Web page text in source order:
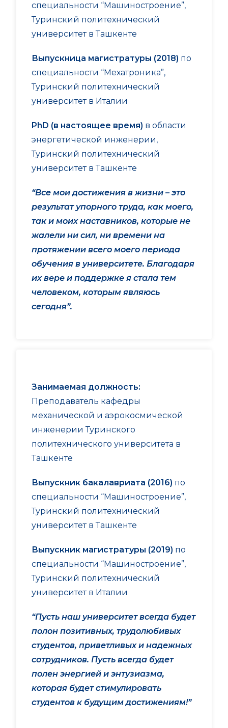
специальности “Машиностроение”,
Туринский политехнический
университет в Ташкенте
Выпускница магистратуры (2018) по
специальности “Мехатроника”,
Туринский политехнический
университет в Италии
PhD (в настоящее время) в области
энергетической инженерии,
Туринский политехнический
университет в Ташкенте
“Все мои достижения в жизни – это
результат упорного труда, как моего,
так и моих наставников, которые не
жалели ни сил, ни времени на
протяжении всего моего периода
обучения в университете. Благодаря
их вере и поддержке я стала тем
человеком, которым являюсь
сегодня”.
Занимаемая должность:
Преподаватель кафедры
механической и аэрокосмической
инженерии Туринского
политехнического университета в
Ташкенте
Выпускник бакалавриата (2016) по
специальности “Машиностроение”,
Туринский политехнический
университет в Ташкенте
Выпускник магистратуры (2019) по
специальности “Машиностроение”,
Туринский политехнический
университет в Италии
“Пусть наш университет всегда будет
полон позитивных, трудолюбивых
студентов, приветливых и надежных
сотрудников. Пусть всегда будет
полен энергией и энтузиазма,
которая будет стимулировать
студентов к будущим достижениям!”